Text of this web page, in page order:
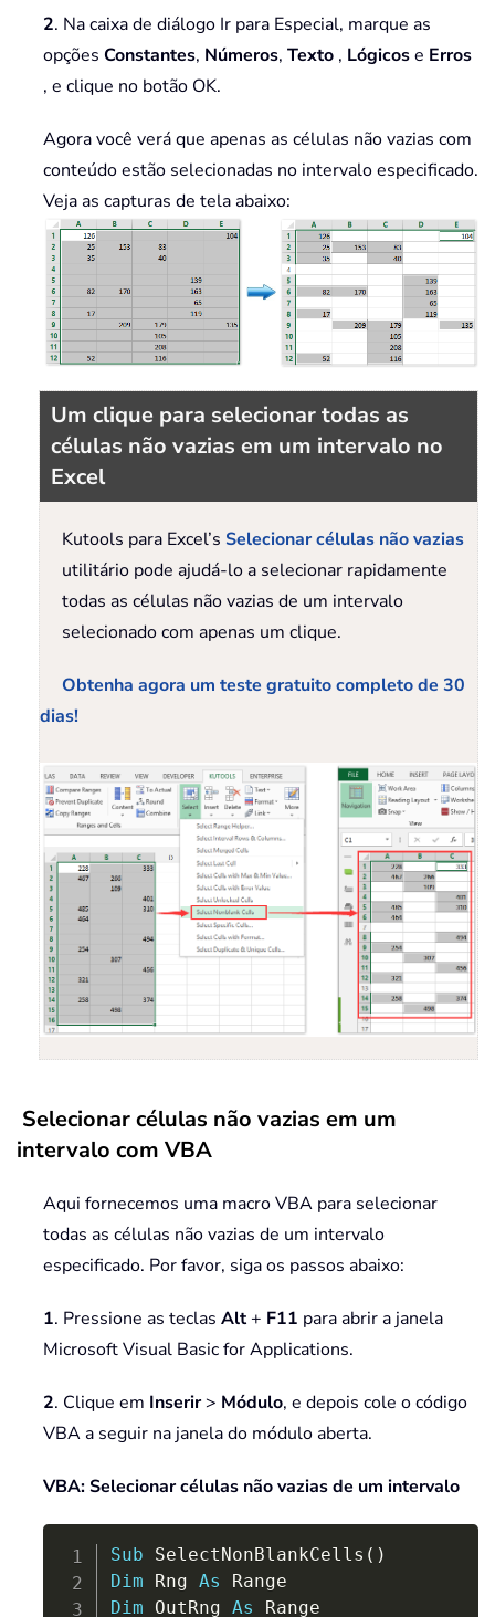
2. Na caixa de diálogo Ir para Especial, marque as
opções Constantes, Números, Texto , Lógicose Erros
, e clique no botão OK.
Agora você verá que apenas as células não vazias com
conteúdo estão selecionadas no intervalo especificado.
Veja as capturas de tela abaixo:
Um clique para selecionar todas as
células não vazias em um intervalo no
Excel
Kutools para Excel’s Selecionar células não vazias
utilitário pode ajudá-lo a selecionar rapidamente
todas as células não vazias de um intervalo
selecionado com apenas um clique.
Obtenha agora um teste gratuito completo de 30
dias!
Selecionar células não vazias em um
intervalo com VBA
Aqui fornecemos uma macro VBA para selecionar
todas as células não vazias de um intervalo
especificado. Por favor, siga os passos abaixo:
1. Pressione as teclas Alt+ F11 para abrir a janela
Microsoft Visual Basic for Applications.
2. Clique em Inserir> Módulo, e depois cole o código
VBA a seguir na janela do módulo aberta.
VBA: Selecionar células não vazias de um intervalo
Sub SelectNonBlankCells ( )
Dim Rng As
Dim OutRng As